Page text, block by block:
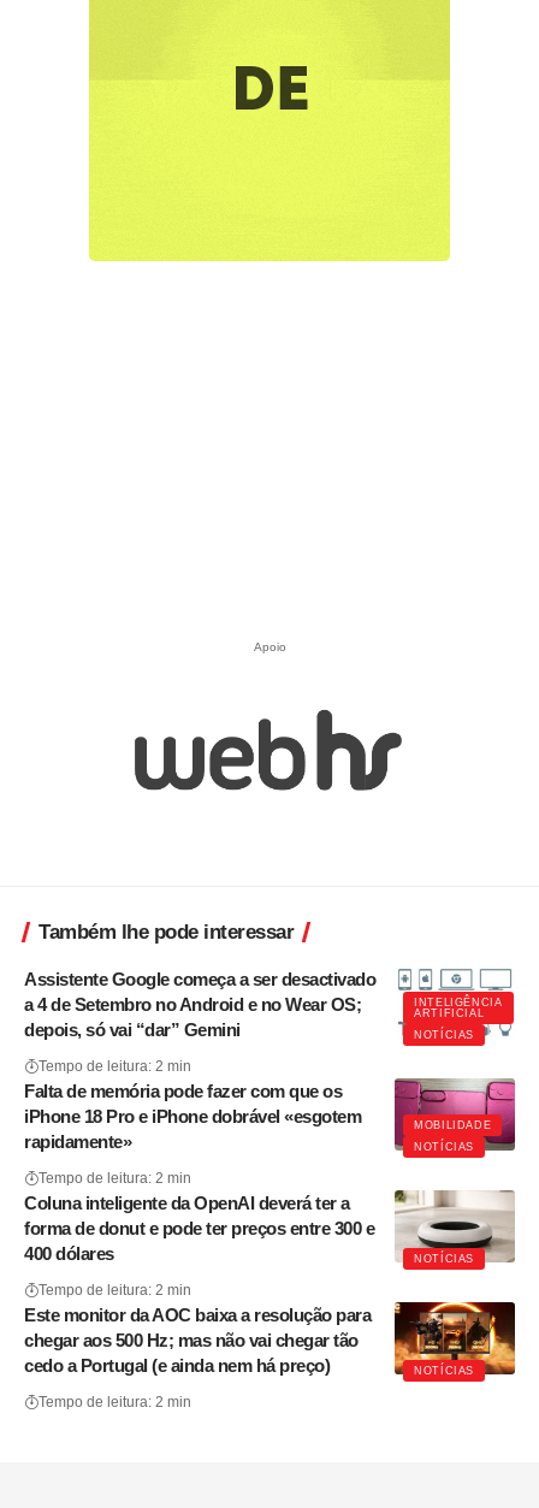
Apoio
Também lhe pode interessar
INTELIGÊNCIA
ARTIFICIAL
NOTÍCIAS
Assistente Google começa a ser desactivado
a 4 de Setembro no Android e no Wear OS;
depois, só vai “dar” Gemini
Tempo de leitura: 2 min
MOBILIDADE
NOTÍCIAS
Falta de memória pode fazer com que os
iPhone 18 Pro e iPhone dobrável «esgotem
rapidamente»
Tempo de leitura: 2 min
NOTÍCIAS
Coluna inteligente da OpenAI deverá ter a
forma de donut e pode ter preços entre 300 e
400 dólares
Tempo de leitura: 2 min
NOTÍCIAS
Este monitor da AOC baixa a resolução para
chegar aos 500 Hz; mas não vai chegar tão
cedo a Portugal (e ainda nem há preço)
Tempo de leitura: 2 min